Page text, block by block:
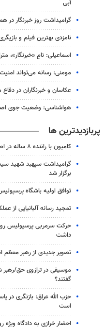
آبی
گرامیداشت روز خبرنگار در
نامزدی بهترین فیلم و بازیگری
اسماعیلی: نامِ «خبرنگار»،
مومنی: رسانه می‌تواند
عکاسان و خبرنگاران در
هواشناسی: وضعیت جوی
پربازدیدترین ها
کامیون با راننده ۸ ساله در اصفهان توقیف شد
گرامیداشت سپهبد شهید
برگزار شد
توافق اولیه باشگاه
تمجید رسانه آلبانیایی از
حرکت سرمربی پرسپولیس روی
داشت
تصویر جدیدی از رهبر معظم
موسیقی در ترازوی حق/
گفتند؟
حزب الله عراق: بازنگری در
است
احضار خرازی به دادگاه ویژه